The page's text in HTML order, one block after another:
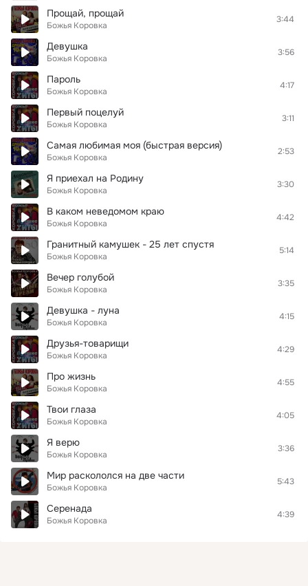
Прощай, прощай
Божья Коровка
3:44
Девушка
Божья Коровка
3:56
Пароль
Божья Коровка
4:17
Первый поцелуй
Божья Коровка
3:11
Самая любимая моя (быстрая версия)
Божья Коровка
2:53
Я приехал на Родину
Божья Коровка
3:30
В каком неведомом краю
Божья Коровка
4:42
Гранитный камушек - 25 лет спустя
Божья Коровка
5:14
Вечер голубой
Божья Коровка
3:35
Девушка - луна
Божья Коровка
4:15
Друзья-товарищи
Божья Коровка
4:29
Про жизнь
Божья Коровка
4:55
Твои глаза
Божья Коровка
4:05
Я верю
Божья Коровка
3:36
Мир раскололся на две части
Божья Коровка
5:43
Серенада
Божья Коровка
4:39